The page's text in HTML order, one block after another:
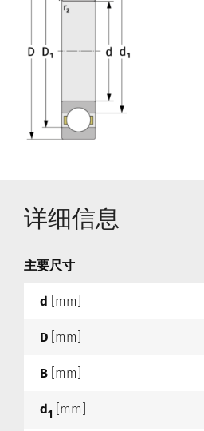
详细信息
主要尺寸
d [mm]
D [mm]
B [mm]
d1 [mm]